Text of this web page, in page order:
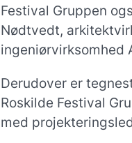
Festival Gruppen
Nødtvedt,
ingeniørvirksomhed
Derudover er
Roskilde Festival
med